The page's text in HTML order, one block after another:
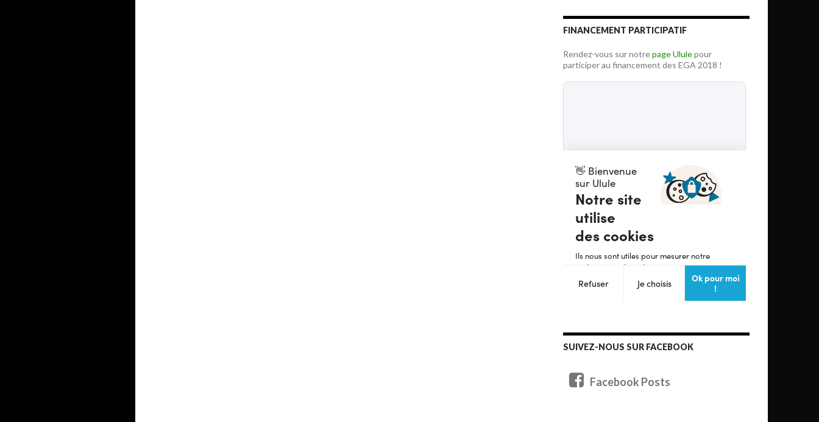
FINANCEMENT PARTICIPATIF
Rendez-vous sur notrepage Ululepour
participer au financement des EGA 2018 !
SUIVEZ-NOUS SUR FACEBOOK
Facebook Posts